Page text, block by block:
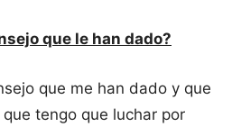
que le han dado?
que me han dado y que
tengo que luchar por